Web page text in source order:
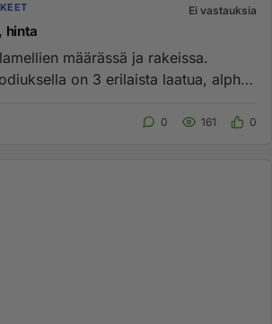
Ei vastauksia
hinta
määrässä ja rakeissa.
0 161 0